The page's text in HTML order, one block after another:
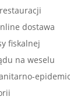
dostawa
fiskalnej
na weselu